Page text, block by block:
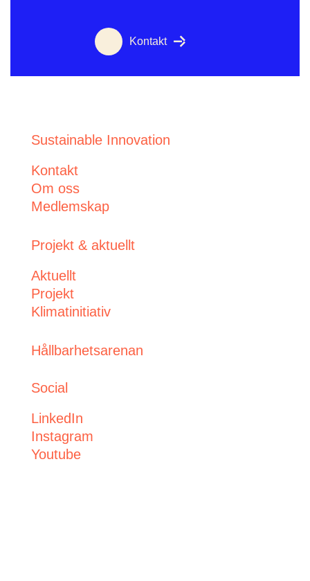
Kontakt
Sustainable Innovation
Kontakt
Om oss
Medlemskap
Projekt & aktuellt
Aktuellt
Projekt
Klimatinitiativ
Hållbarhetsarenan
Social
LinkedIn
Instagram
Youtube